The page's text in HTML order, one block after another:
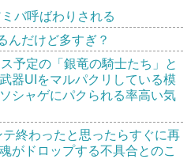
バ呼ばわりされる
んだけど多すぎ？
予定の「銀竜の騎士たち」と
器UIをマルパクリしている模
シャゲにパクられる率高い気
テ終わったと思ったらすぐに再
がドロップする不具合とのこ